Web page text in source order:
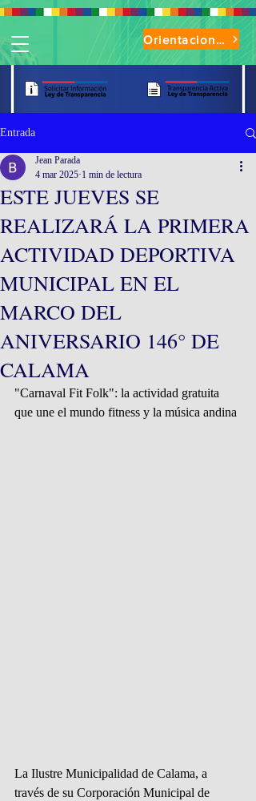
Orientaciones de Uso Parque Oasis
Entrada
ESTE JUEVES SE
REALIZARÁ LA PRIMERA
ACTIVIDAD DEPORTIVA
MUNICIPAL EN EL
MARCO DEL
ANIVERSARIO 146° DE
CALAMA
Jean Parada
4 mar 2025 1 min de lectura
"Carnaval Fit Folk": la actividad gratuita
que une el mundo fitness y la música andina
La Ilustre Municipalidad de Calama, a
través de su Corporación Municipal de